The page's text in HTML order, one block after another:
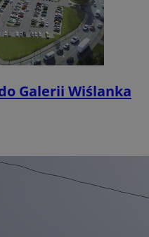
Galerii Wiślanka